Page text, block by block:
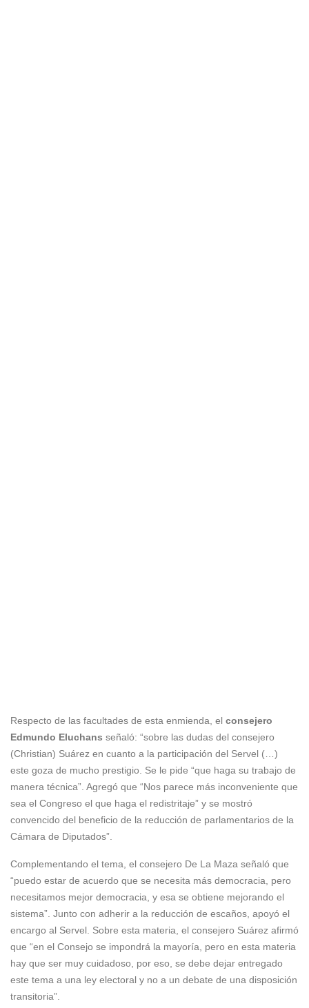
Respecto de las facultades de esta enmienda, el consejero
Edmundo Eluchans señaló: “sobre las dudas del consejero
(Christian) Suárez en cuanto a la participación del Servel (…)
este goza de mucho prestigio. Se le pide “que haga su trabajo de
manera técnica”. Agregó que “Nos parece más inconveniente que
sea el Congreso el que haga el redistritaje” y se mostró
convencido del beneficio de la reducción de parlamentarios de la
Cámara de Diputados”.
Complementando el tema, el consejero De La Maza señaló que
“puedo estar de acuerdo que se necesita más democracia, pero
necesitamos mejor democracia, y esa se obtiene mejorando el
sistema”. Junto con adherir a la reducción de escaños, apoyó el
encargo al Servel. Sobre esta materia, el consejero Suárez afirmó
que “en el Consejo se impondrá la mayoría, pero en esta materia
hay que ser muy cuidadoso, por eso, se debe dejar entregado
este tema a una ley electoral y no a un debate de una disposición
transitoria”.